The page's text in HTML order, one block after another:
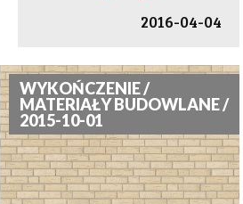
2016-04-04
WYKOŃCZENIE /
MATERIAŁY BUDOWLANE /
2015-10-01